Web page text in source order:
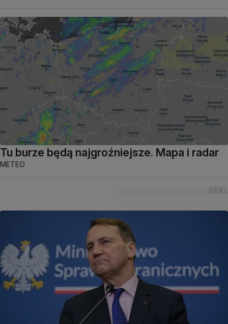
Tu burze będą najgroźniejsze. Mapa i radar
METEO